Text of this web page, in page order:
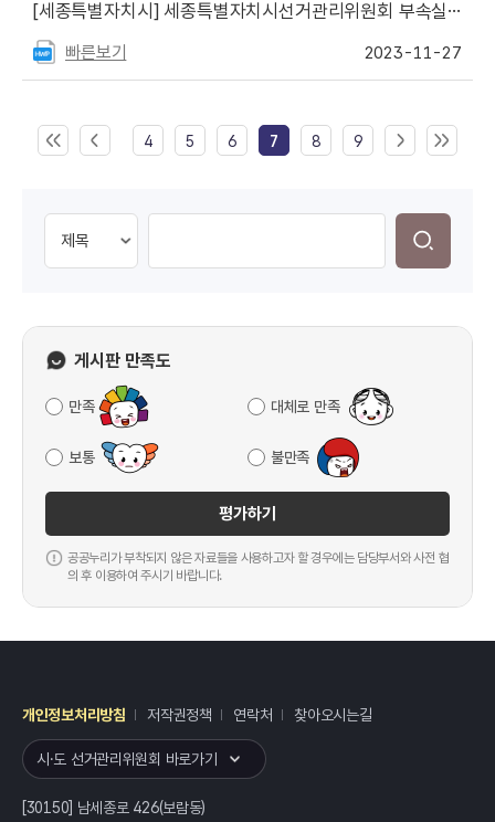
[세종특별자치시] 세종특별자치시선거관리위원회 부속실 사무보조원 채용공고
빠른보기 2023-11-27
4 5 6 7 8 9
게시판 만족도
만족 대체로 만족
보통 불만족
평가하기
공공누리가 부착되지 않은 자료들을 사용하고자 할 경우에는 담당부서와 사전 협
의 후 이용하여 주시기 바랍니다.
개인정보처리방침 저작권정책 연락처 찾아오시는길
시·도 선거관리위원회 바로가기
[30150] 남세종로 426(보람동)